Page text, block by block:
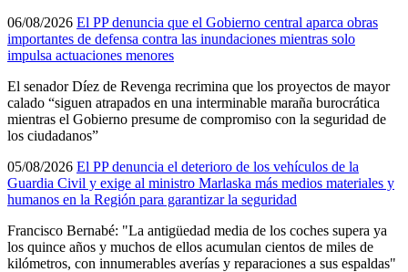
06/08/2026 El PP denuncia que el Gobierno central aparca obras
importantes de defensa contra las inundaciones mientras solo
impulsa actuaciones menores
El senador Díez de Revenga recrimina que los proyectos de mayor
calado “siguen atrapados en una interminable maraña burocrática
mientras el Gobierno presume de compromiso con la seguridad de
los ciudadanos”
05/08/2026 El PP denuncia el deterioro de los vehículos de la
Guardia Civil y exige al ministro Marlaska más medios materiales y
humanos en la Región para garantizar la seguridad
Francisco Bernabé: "La antigüedad media de los coches supera ya
los quince años y muchos de ellos acumulan cientos de miles de
kilómetros, con innumerables averías y reparaciones a sus espaldas"